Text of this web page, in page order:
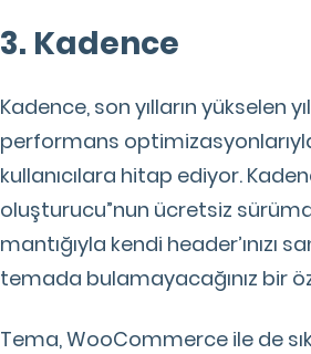
3. Kadence
Kadence, son yılların yükselen
performans
kullanıcılara hitap ediyor.
oluşturucu”nun ücretsiz
mantığıyla kendi
temada bulamayacağınız bir
Tema, WooCommerce ile de